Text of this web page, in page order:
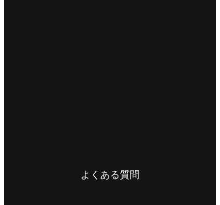
よくある質問